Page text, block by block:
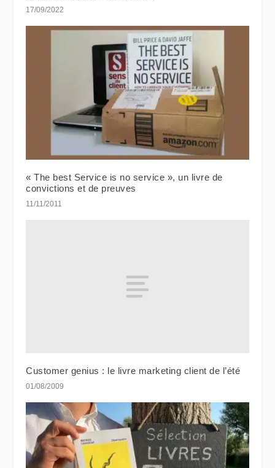
17/09/2022
« The best Service is no service », un livre de
convictions et de preuves
11/11/2011
Customer genius : le livre marketing client de l’été
01/08/2009